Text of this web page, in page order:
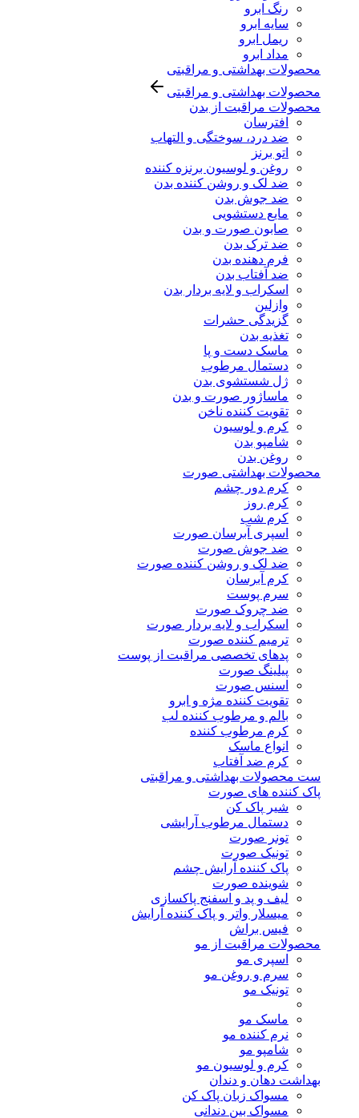
رنگ ابرو
سایه ابرو
ریمل ابرو
مداد ابرو
محصولات بهداشتی و مراقبتی
محصولات بهداشتی و مراقبتی
محصولات مراقبت از بدن
افترسان
ضد درد، سوختگی و التهاب
اتو برنز
روغن و لوسیون برنزه کننده
ضد لک و روشن کننده بدن
ضد جوش بدن
مایع دستشویی
صابون صورت و بدن
ضد ترک بدن
فرم دهنده بدن
ضد آفتاب بدن
اسکراب و لایه بردار بدن
وازلین
گزیدگی حشرات
تغذیه بدن
ماسک دست و پا
دستمال مرطوب
ژل شستشوی بدن
ماساژور صورت و بدن
تقویت کننده ناخن
کرم و لوسیون
شامپو بدن
روغن بدن
محصولات بهداشتی صورت
کرم دور چشم
کرم روز
کرم شب
اسپری آبرسان صورت
ضد جوش صورت
ضد لک و روشن کننده صورت
کرم آبرسان
سرم پوست
ضد چروک صورت
اسکراب و لایه بردار صورت
ترمیم کننده صورت
پدهای تخصصی مراقبت از پوست
پیلینگ صورت
اسنس صورت
تقویت کننده مژه و ابرو
بالم و مرطوب کننده لب
کرم مرطوب کننده
انواع ماسک
کرم ضد آفتاب
ست محصولات بهداشتی و مراقبتی
پاک کننده های صورت
شیر پاک کن
دستمال مرطوب آرایشی
تونر صورت
تونیک صورت
پاک کننده آرایش چشم
شوینده صورت
لیف و پد و اسفنج پاکسازی
میسلار واتر و پاک کننده آرایش
فیس براش
محصولات مراقبت از مو
اسپری مو
سرم و روغن مو
تونیک مو
ماسک مو
نرم کننده مو
شامپو مو
کرم و لوسیون مو
بهداشت دهان و دندان
مسواک زبان پاک کن
مسواک بین دندانی